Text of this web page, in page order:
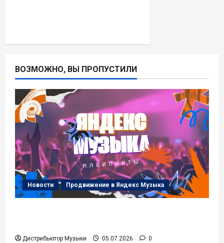
ВОЗМОЖНО, ВЫ ПРОПУСТИЛИ
Новости Продвижение в Яндекс Музыка
Дистрибьютор Музыки 05.07.2026 0